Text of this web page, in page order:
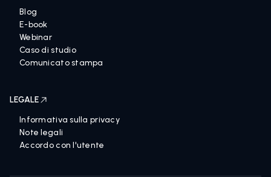
Blog
E-book
Webinar
Caso di studio
Comunicato stampa
LEGALE
Informativa sulla privacy
Note legali
Accordo con l'utente